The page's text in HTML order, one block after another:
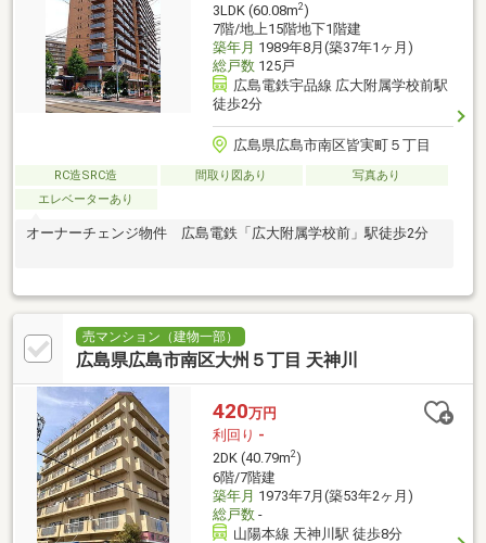
3LDK (60.08m2)
7階/地上15階地下1階建
築年月 1989年8月(築37年1ヶ月)
総戸数125戸
広島電鉄宇品線 広大附属学校前駅
徒歩2分
広島県広島市南区皆実町５丁目
RC造SRC造 間取り図あり
写真あり
エレベーターあり
オーナーチェンジ物件 広島電鉄「広大附属学校前」駅徒歩2分
売マンション（建物一部）
広島県広島市南区大州５丁目 天神川
420万円
利回り -
2DK (40.79m2)
6階/7階建
築年月 1973年7月(築53年2ヶ月)
総戸数-
山陽本線 天神川駅 徒歩8分